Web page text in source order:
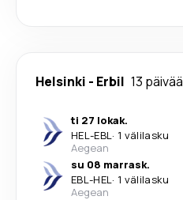
Helsinki - Erbil 13 päivää
ti 27 lokak.
HEL-EBL· 1 välilasku
Aegean
su 08 marrask.
EBL-HEL· 1 välilasku
Aegean